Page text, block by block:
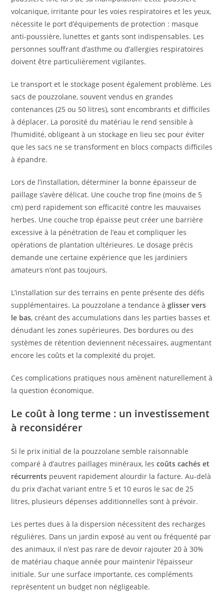
volcanique, irritante pour les voies respiratoires et les yeux,
nécessite le port d’équipements de protection : masque
anti-poussière, lunettes et gants sont indispensables. Les
personnes souffrant d’asthme ou d’allergies respiratoires
doivent être particulièrement vigilantes.
Le transport et le stockage posent également problème. Les
sacs de pouzzolane, souvent vendus en grandes
contenances (25 ou 50 litres), sont encombrants et difficiles
à déplacer. La porosité du matériau le rend sensible à
l’humidité, obligeant à un stockage en lieu sec pour éviter
que les sacs ne se transforment en blocs compacts difficiles
à épandre.
Lors de l’installation, déterminer la bonne épaisseur de
paillage s’avère délicat. Une couche trop fine (moins de 5
cm) perd rapidement son efficacité contre les mauvaises
herbes. Une couche trop épaisse peut créer une barrière
excessive à la pénétration de l’eau et compliquer les
opérations de plantation ultérieures. Le dosage précis
demande une certaine expérience que les jardiniers
amateurs n’ont pas toujours.
L’installation sur des terrains en pente présente des défis
supplémentaires. La pouzzolane a tendance àglisser vers
le bas, créant des accumulations dans les parties basses et
dénudant les zones supérieures. Des bordures ou des
systèmes de rétention deviennent nécessaires, augmentant
encore les coûts et la complexité du projet.
Ces complications pratiques nous amènent naturellement à
la question économique.
Le coût à long terme : un investissement
à reconsidérer
Si le prix initial de la pouzzolane semble raisonnable
comparé à d’autres paillages minéraux, lescoûts cachés et
récurrents peuvent rapidement alourdir la facture. Au-delà
du prix d’achat variant entre 5 et 10 euros le sac de 25
litres, plusieurs dépenses additionnelles sont à prévoir.
Les pertes dues à la dispersion nécessitent des recharges
régulières. Dans un jardin exposé au vent ou fréquenté par
des animaux, il n’est pas rare de devoir rajouter 20 à 30%
de matériau chaque année pour maintenir l’épaisseur
initiale. Sur une surface importante, ces compléments
représentent un budget non négligeable.